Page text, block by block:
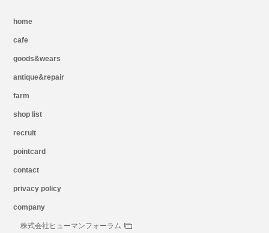
home
cafe
goods&wears
antique&repair
farm
shop list
recruit
pointcard
contact
privacy policy
company
株式会社ヒューマンフォーラム